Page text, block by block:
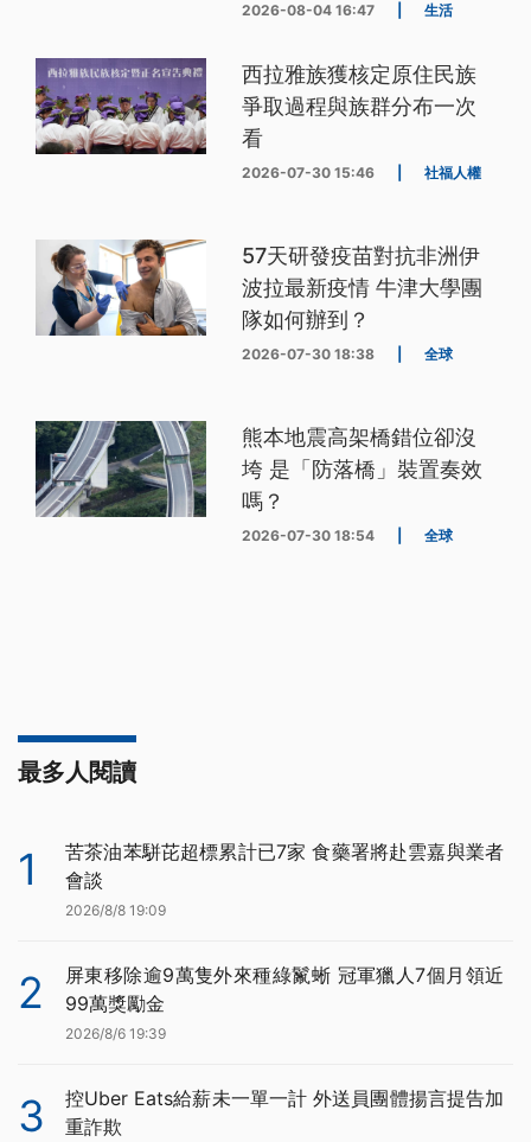
2026-08-04 16:47 生活
西拉雅族獲核定原住民族
爭取過程與族群分布一次
看
2026-07-30 15:46 社福人權
57天研發疫苗對抗非洲伊
波拉最新疫情 牛津大學團
隊如何辦到？
2026-07-30 18:38 全球
熊本地震高架橋錯位卻沒
垮 是「防落橋」裝置奏效
嗎？
2026-07-30 18:54 全球
最多人閱讀
1
苦茶油苯駢芘超標累計已7家 食藥署將赴雲嘉與業者
會談
2026/8/8 19:09
2
屏東移除逾9萬隻外來種綠鬣蜥 冠軍獵人7個月領近
99萬獎勵金
2026/8/6 19:39
3
控Uber Eats給薪未一單一計 外送員團體揚言提告加
重詐欺